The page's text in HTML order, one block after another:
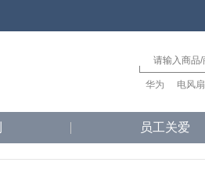
华为 电风扇
员工关爱